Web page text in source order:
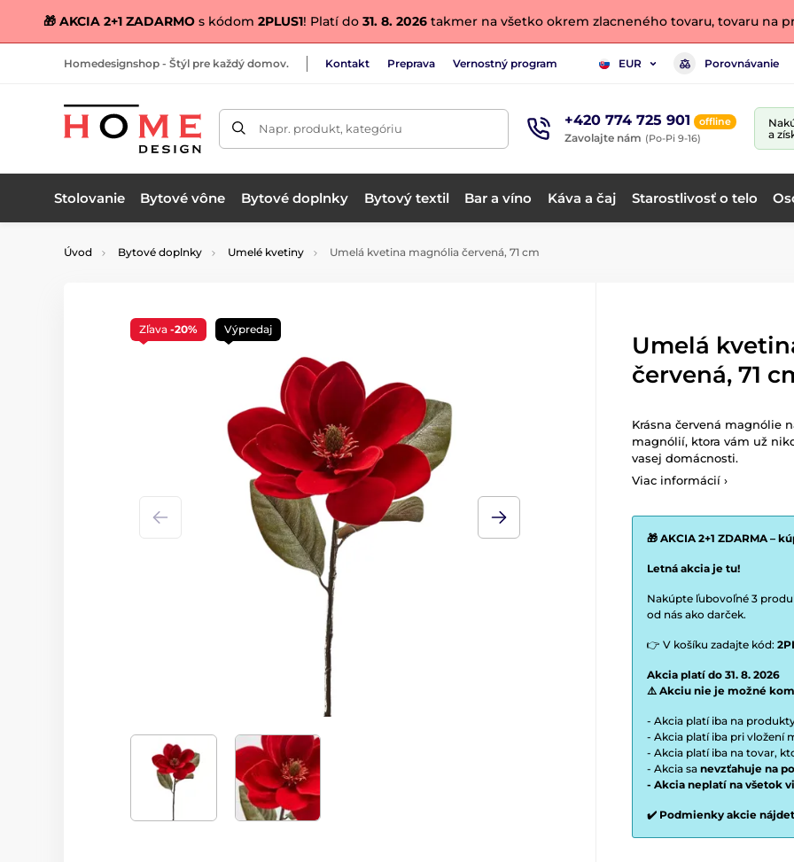
🎁 AKCIA 2+1 ZADARMO s kódom 2PLUS1! Platí do 31. 8. 2026 takmer na všetko okrem zlacneného tovaru, tovaru na
Homedesignshop - Štýl pre každý domov. Kontakt Preprava Vernostný program EUR Porovnávanie
Napr. produkt, kategóriu +420 774 725 901 offline
Zavolajte nám (Po-Pi 9-16)
a
Stolovanie Bytové vône Bytové doplnky Bytový textil Bar a víno Káva a čaj Starostlivosť o telo
Úvod Bytové doplnky Umelé kvetiny Umelá kvetina magnólia červená, 71 cm
Zľava -20% Výpredaj
Umelá
červená, 71
Krásna červená magnólie
magnólií, ktora vám už
vasej domácnosti.
Viac informácií ›
🎁 AKCIA 2+1 ZDARMA –
Letná akcia je tu!
Nakúpte ľubovoľné 3
od nás ako darček.
👉 V košíku zadajte kód:
Akcia platí do 31. 8. 2026
⚠️ Akciu nie je možné
- Akcia platí iba na
- Akcia platí iba pri vložení
- Akcia platí iba na tovar,
- Akcia sa nevzťahuje na
- Akcia neplatí na všetok
✔️ Podmienky akcie